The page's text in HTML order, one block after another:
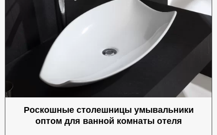
Роскошные столешницы умывальники
оптом для ванной комнаты отеля